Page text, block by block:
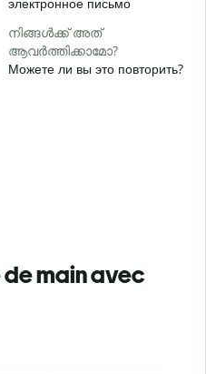
നിങ്ങൾക്ക് അത്
ആവർത്തിക്കാമോ?
Можете ли вы это повторить?
main avec